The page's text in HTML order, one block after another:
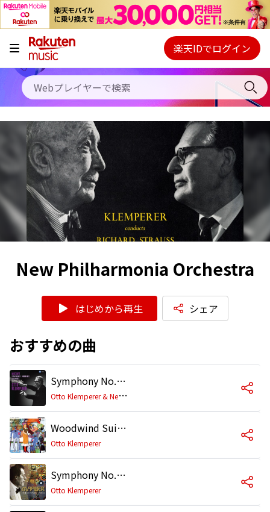
キャンペーン
料金プラン
使い方
初回30日間無料お試し
Webプレイヤー
ご契約内容の確認・変更
楽天IDでログイン
New Philharmonia Orchestra
はじめから再生 シェア
おすすめの曲
Symphony No. 29 in A Major, K. 201: IV. Allegro con spirito
O
tto Klemperer & New Philharmonia Orchestra
Woodwind Suite from The Threepenny Opera "Kleine Dreigroschenmusik": VIII. The Three Penny Finale
Otto Klemperer
Symphony No. 2 in C Minor "Resurrection": I. Allegro maestoso. Mit durchaus ernstem und feierlichem Ausdruck
Otto Klemperer